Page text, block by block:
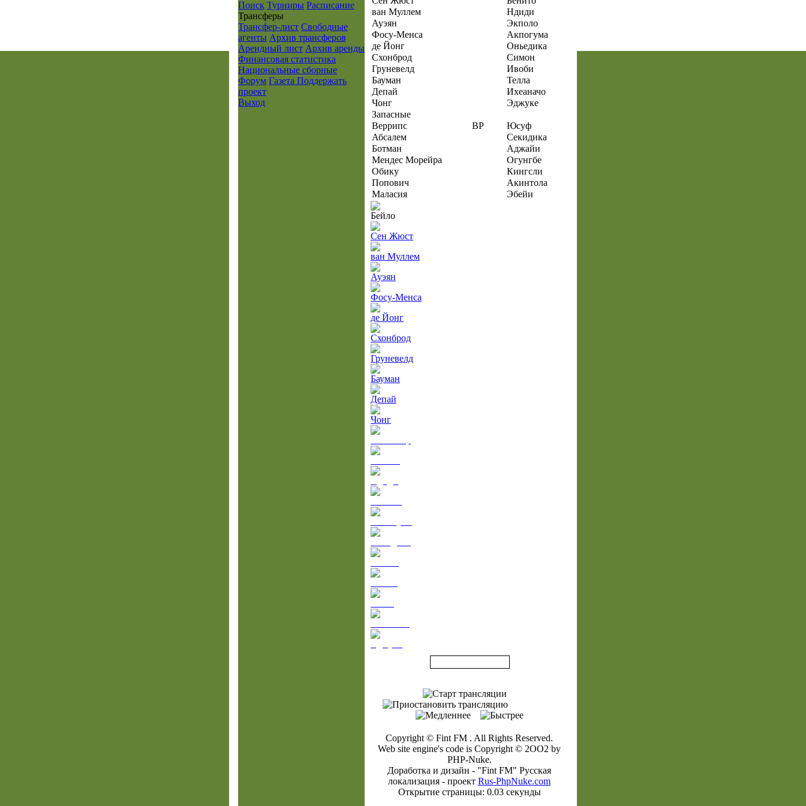
Поиск Турниры Расписание
Транcферы
Трансфер-лист Свободные
агенты Архив трансферов
Арендный лист Архив аренды
Финансовая статистика
Национальные сборные
Форум Газета Поддержать
проект
Выход
ван Муллем
Ндиди
Ауэян
Экполо
Фосу-Менса
Акпогума
де Йонг
Оньедика
Схонброд
Симон
Груневелд
Ивоби
Бауман
Телла
Депай
Ихеаначо
Чонг
Эджуке
Запасные
Веррипс
ВР
Юсуф
Абсалем
Секидика
Ботман
Аджайи
Мендес Морейра
Огунгбе
Обику
Кингсли
Попович
Акинтола
Маласия
Эбейи
Бейло
Сен Жюст
ван Муллем
Ауэян
Фосу-Менса
де Йонг
Схонброд
Груневелд
Бауман
Депай
Чонг
Copyright © Fint FM . All Rights Reserved.
Web site engine's code is Copyright © 2ОО2 bу
PHP-Nukе.
Доработка и дизайн - "Fint FM" Рyсская
локализaция - прoект Rus-PhрNukе.com
Открытие страницы: 0.03 секунды